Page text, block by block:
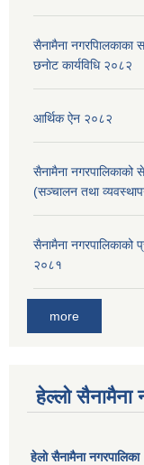
सैनामैना नगरपािलकाका
छनाेट कार्यविधि २०८२
आर्थिक ऐन २०८२
सैनामैना
(सञ्चालन तथा
सैनामैना नगरपालिकाको
२०८१
more
हेल्लो सैनामैना
हेलाे सैनामैना नगरपालिका